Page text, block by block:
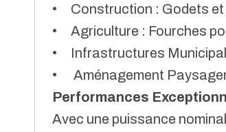
• Construction : Godets et
• Agriculture : Fourches
• Infrastructures
• Aménagement Paysager
Performances
Avec une puissance